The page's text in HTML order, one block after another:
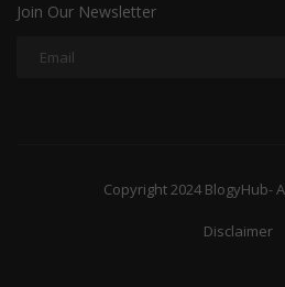
Join Our Newsletter
Copyright 2024 BlogyHub-
Disclaimer